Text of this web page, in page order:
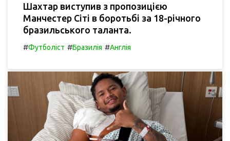
Шахтар виступив з пропозицією
Манчестер Сіті в боротьбі за 18-річного
бразильського таланта.
#Футболіст #Бразилія #Англія